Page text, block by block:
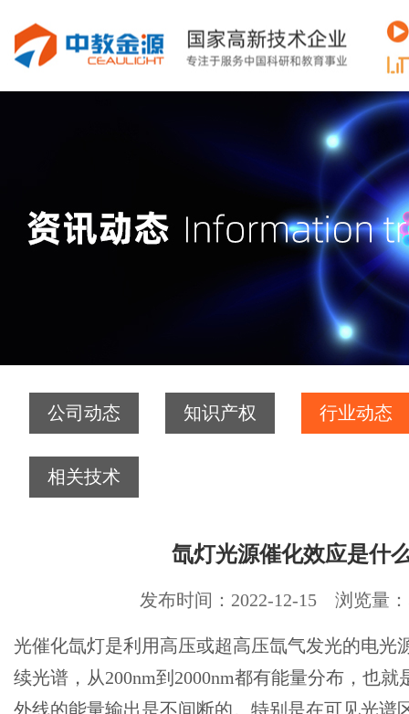
公司动态 知识产权 行业动态
相关技术
氙灯光源催化效应是什
发布时间：2022-12-15 浏览量：
光催化氙灯是利用高压或超高压氙气发光的电光
续光谱，从200nm到2000nm都有能量分布，也
外线的能量输出是不间断的。特别是在可见光谱